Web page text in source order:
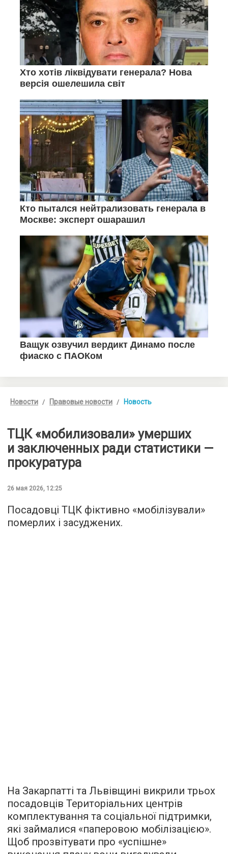
Новости Правовые новости Новость
ТЦК «мобилизовали» умерших
и заключенных ради статистики —
прокуратура
26 мая 2026, 12:25
Посадовці ТЦК фіктивно «мобілізували»
померлих і засуджених.
На Закарпатті та Львівщині викрили трьох
посадовців Територіальних центрів
комплектування та соціальної підтримки,
які займалися «паперовою мобілізацією».
Щоб прозвітувати про «успішне»